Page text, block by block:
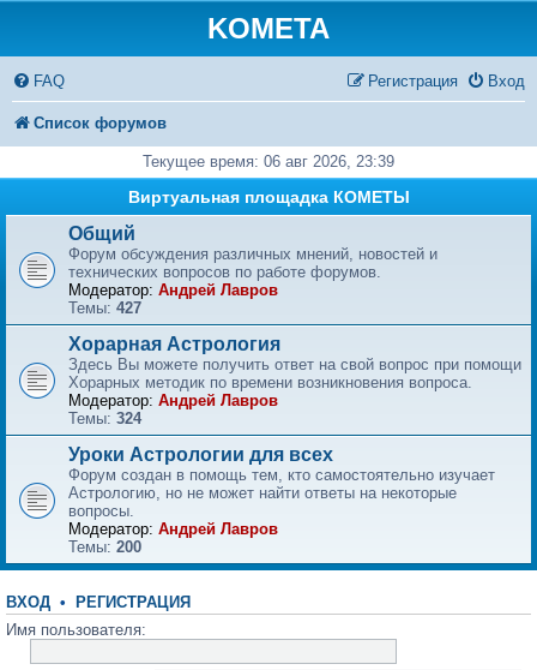
KOMETA
FAQ Вход
Регистрация
Список форумов
Текущее время: 06 авг 2026, 23:39
Виртуальная площадка КОМЕТЫ
Общий
Форум обсуждения различных мнений, новостей и
технических вопросов по работе форумов.
Модератор: Андрей Лавров
Темы: 427
Хорарная Астрология
Здесь Вы можете получить ответ на свой вопрос при помощи
Хорарных методик по времени возникновения вопроса.
Модератор: Андрей Лавров
Темы: 324
Уроки Астрологии для всех
Форум создан в помощь тем, кто самостоятельно изучает
Астрологию, но не может найти ответы на некоторые
вопросы.
Модератор: Андрей Лавров
Темы: 200
ВХОД • РЕГИСТРАЦИЯ
Имя пользователя: